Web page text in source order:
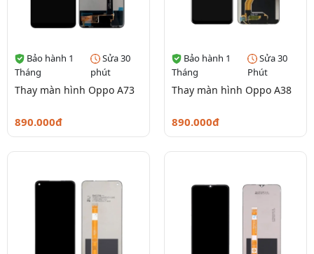
Bảo hành 1
Tháng
Sửa 30
phút
Thay màn hình Oppo A73
890.000đ
Bảo hành 1
Tháng
Sửa 30
Phút
Thay màn hình Oppo A38
890.000đ